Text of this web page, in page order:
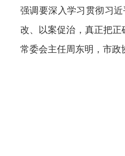
强调要深入学习贯彻习
改、以案促治，真正把
常委会主任周东明，市政